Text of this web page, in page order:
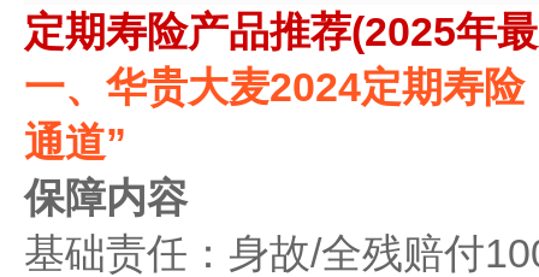
定期寿险产品推荐(2025年
一、华贵大麦2024定期寿
通道”
保障内容
基础责任：身故/全残赔付